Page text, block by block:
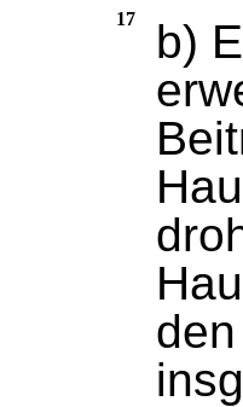
17
b)